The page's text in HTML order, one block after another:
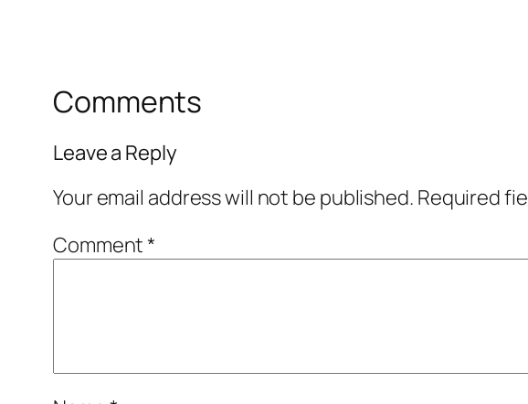
Comments
Leave a Reply
Your email address will not be published. Required
Comment*